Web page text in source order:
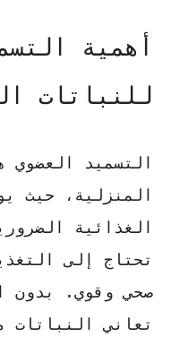
أهمية
للنباتات
التسميد العضوي
المنزلية، حيث
الغذائية
تحتاج إلى
صحي وقوي. بدون
تعاني النباتات